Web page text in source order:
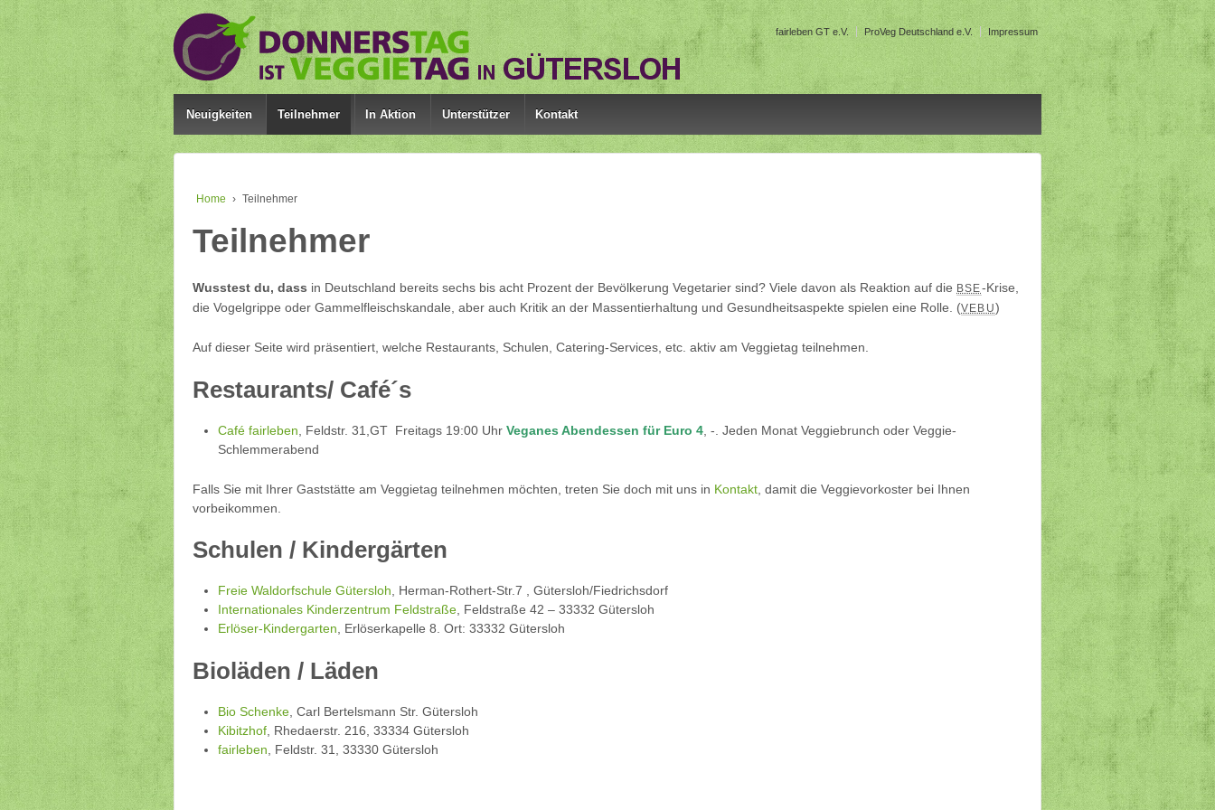
fairleben GT e.V. ProVeg Deutschland e.V. Impressum
Neuigkeiten Teilnehmer In Aktion Unterstützer Kontakt
Home › Teilnehmer
Teilnehmer
Wusstest du, dass in Deutschland bereits sechs bis acht Prozent der Bevölkerung Vegetarier sind? Viele davon als Reaktion auf die BSE-Krise,
die Vogelgrippe oder Gammelfleischskandale, aber auch Kritik an der Massentierhaltung und Gesundheitsaspekte spielen eine Rolle. (VEBU)
Auf dieser Seite wird präsentiert, welche Restaurants, Schulen, Catering-Services, etc. aktiv am Veggietag teilnehmen.
Restaurants/ Café´s
Café fairleben , Feldstr. 31,GT Freitags 19:00 Uhr Veganes Abendessen für Euro 4 , -. Jeden Monat Veggiebrunch oder Veggie-
Schlemmerabend
Falls Sie mit Ihrer Gaststätte am Veggietag teilnehmen möchten, treten Sie doch mit uns in Kontakt , damit die Veggievorkoster bei Ihnen
vorbeikommen.
Schulen / Kindergärten
Freie Waldorfschule Gütersloh, Herman-Rothert-Str.7 , Gütersloh/Fiedrichsdorf
Internationales Kinderzentrum Feldstraße, Feldstraße 42 – 33332 Gütersloh
Erlöser-Kindergarten, Erlöserkapelle 8. Ort: 33332 Gütersloh
Bioläden / Läden
Bio Schenke, Carl Bertelsmann Str. Gütersloh
Kibitzhof, Rhedaerstr. 216, 33334 Gütersloh
fairleben, Feldstr. 31, 33330 Gütersloh